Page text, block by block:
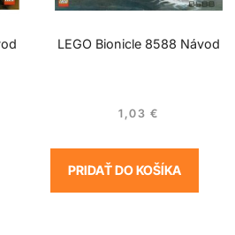
LEGO Bionicle 8588 Návod
1,03 €
PRIDAŤ DO KOŠÍKA